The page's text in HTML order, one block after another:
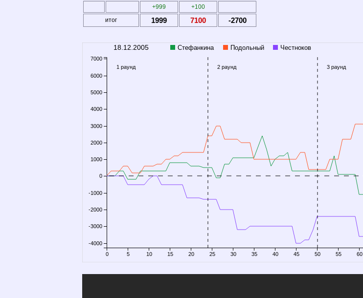
+999
+100
итог
1999 7100 -2700
18.12.2005
1 раунд 2 раунд 3 раунд
0 5 10 15 20 25 30 35 40 45 50 55 60
-4000
-3000
-2000
-1000
0
1000
2000
3000
4000
5000
6000
7000
Стефанкина Подольный Честноков